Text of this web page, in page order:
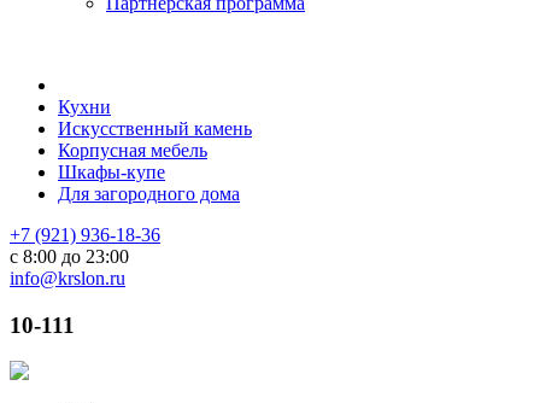
Кухни
Искусственный камень
Корпусная мебель
Шкафы-купе
Для загородного дома
+7 (921) 936-18-36
с 8:00 до 23:00
info@krslon.ru
10-111